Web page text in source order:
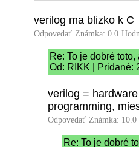
verilog ma blizko k C
Odpovedať Známka: 0.0
Re: To je dobré toto,
Od: RIKK | Pridané:
verilog =
programming,
Odpovedať Známka: 10.0
Re: To je dobré